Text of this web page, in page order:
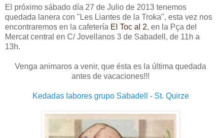
El próximo sábado día 27 de Julio de 2013 tenemos
quedada lanera con "Les Liantes de la Troka", esta vez nos
encontraremos en la cafetería El Toc al 2, en la Pça del
Mercat central en C/ Jovellanos 3 de Sabadell, de 11h a
13h.
Venga animaros a venir, que ésta es la última quedada
antes de vacaciones!!!
Kedadas labores grupo Sabadell - St. Quirze